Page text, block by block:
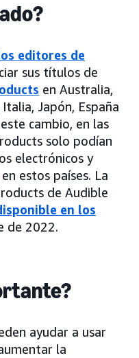
editores de
sus títulos de
en Australia,
Japón, España
cambio, en las
solo podían
electrónicos y
estos países. La
de Audible
en los
de 2022.
ayudar a usar
la